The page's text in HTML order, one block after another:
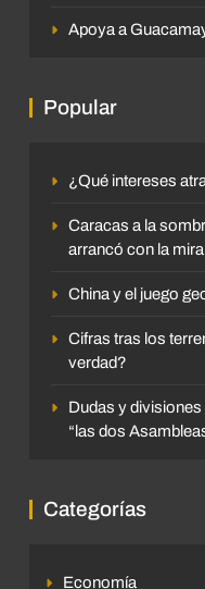
Apoya a
Popular
¿Qué intereses
Caracas a la
arrancó con la
China y el juego
Cifras tras los
verdad?
Dudas y divisiones
“las dos
Categorías
Economía